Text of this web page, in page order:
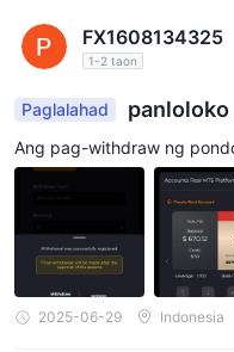
FX1608134325
1-2 taon
Paglalahad
Ang pag-withdraw ng
2025-06-29 Indonesia